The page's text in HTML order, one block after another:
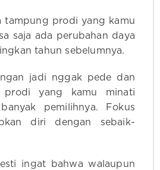
tampung prodi yang kamu
saja ada perubahan daya
tahun sebelumnya.
jadi nggak pede dan
prodi yang kamu minati
pemilihnya. Fokus
diri dengan sebaik-
ingat bahwa walaupun